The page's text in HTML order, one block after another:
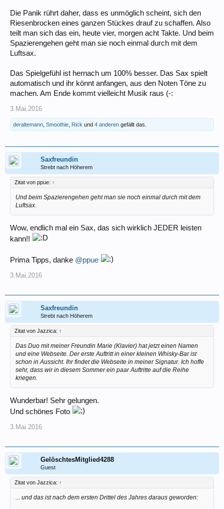
Die Panik rührt daher, dass es unmöglich scheint, sich den
Riesenbrocken eines ganzen Stückes drauf zu schaffen. Also
teilt man sich das ein, heute vier, morgen acht Takte. Und beim
Spazierengehen geht man sie noch einmal durch mit dem
Luftsax.
Das Spielgefühl ist hernach um 100% besser. Das Sax spielt
automatisch und ihr könnt anfangen, aus den Noten Töne zu
machen. Am Ende kommt vielleicht Musik raus (-:
3.Mai.2016
deraltemann Smoothie Rick und 4 anderen gefällt das.
Saxfreundin
Strebt nach Höherem
Zitat von ppue: ↑
Und beim Spazierengehen geht man sie noch einmal durch mit dem
Luftsax.
Wow, endlich mal ein Sax, das sich wirklich JEDER leisten
kann!!
Prima Tipps, danke @ppue
3.Mai.2016
Saxfreundin
Strebt nach Höherem
Zitat von Jazzica: ↑
Das Duo mit meiner Freundin Marie (Klavier) hat jetzt einen Namen
und eine Webseite. Der erste Auftritt in einer kleinen Whisky-Bar ist
schon in Aussicht. Ihr findet die Webseite in meiner Signatur. Ich hoffe
sehr, dass wir in diesem Sommer ein paar Auftritte auf die Reihe
kriegen.
Wunderbar! Sehr gelungen.
Und schönes Foto
3.Mai.2016
GelöschtesMitglied4288
Guest
Zitat von Jazzica: ↑
... und das ist nach dem ersten Drittel des Jahres daraus geworden: